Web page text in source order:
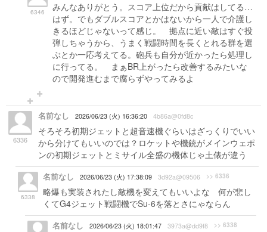
6346
みんなありがとう。スコア上位だから貢献はしてる…
はず。でもダブルスコアとかはないから一人で介護し
きるほどじゃないって感じ。 拠点に近い敵はすぐ投
弾しちゃうから、うまく戦闘時間を長くとれる群を選
ぶとか一応考えてる。砲兵も自分が近かったら処理し
に行ってる。 まぁBR上がったら改善するみたいな
ので開発進むまで腐らずやってみるよ
6336
名前なし 2026/06/23 (火) 16:36:20 4b86a@0fd8c
そろそろ初期ジェットと超音速機ぐらいはざっくりでいい
から分けてもいいのでは？ロケットや機銃がメインウェポ
ンの初期ジェットとミサイル全盛の機体じゃ土俵が違う
6338
名前なし 2026/06/23 (火) 17:38:09 3d92a@09506 >> 6336
略爆も実装されたし敵機を変えてもいいよな 何が悲し
くてG4ジェット戦闘機でSu-6を落とさにゃならん
名前なし 2026/06/23 (火) 18:01:47 3973a@dd9f8 >> 6338